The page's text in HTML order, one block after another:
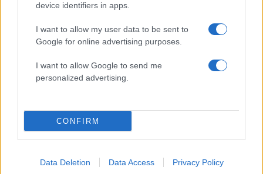
device identifiers in apps.
I want to allow my user data to be sent to
Google for online advertising purposes.
I want to allow Google to send me
personalized advertising.
CONFIRM
Data Deletion Data Access Privacy Policy
Σχόλια
Από τη θεωρία στην πράξη:
Πώς το Novibet Backend
Academy εκπαιδεύει τη νέα
Ποιος είναι ο
ελληνοκύπριος Sir
Χασάμπης: Από το
στο «τιμόνι» της AI